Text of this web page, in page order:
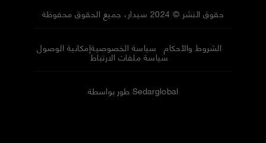
حقوق النشر © 2024 سيدار، جميع الحقوق محفوظة
إمكانية الوصولسياسة الخصوصية الشروط والأحكام
سياسة ملفات الارتباط
طور بواسطة Sedarglobal